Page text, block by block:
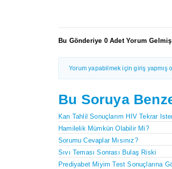
Bu Gönderiye 0 Adet Yorum Gelmiş
Yorum yapabilmek için giriş yapmış
Bu Soruya
Kan Tahlil Sonuçlarım HIV Tekrar
Hamilelik Mümkün Olabilir Mi?
Sorumu Cevaplar Mısınız?
Sıvı Teması Sonrası Bulaş Riski
Prediyabet Miyim Test Sonuçlarına